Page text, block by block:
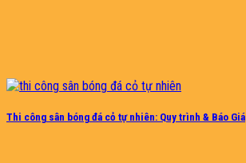
Thi công sân bóng đá cỏ tự nhiên: Quy trình & Báo Giá